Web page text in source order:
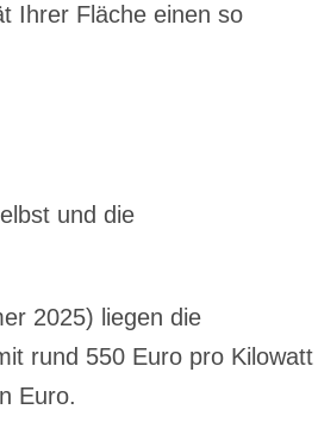
Ihrer Fläche einen so
und die
2025) liegen die
rund 550 Euro pro Kilowatt
Euro.